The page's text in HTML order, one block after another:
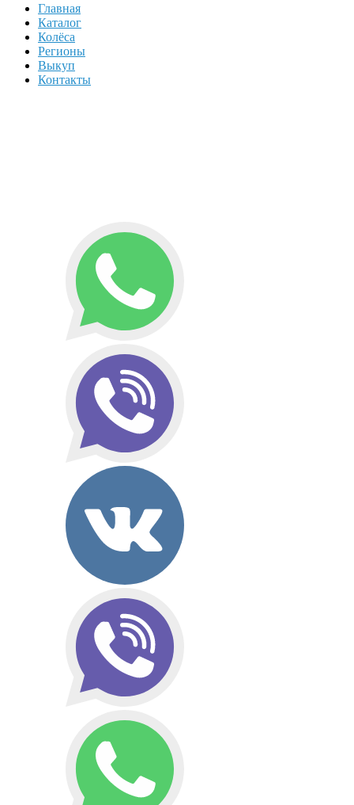
Главная
Каталог
Колёса
Регионы
Выкуп
Контакты